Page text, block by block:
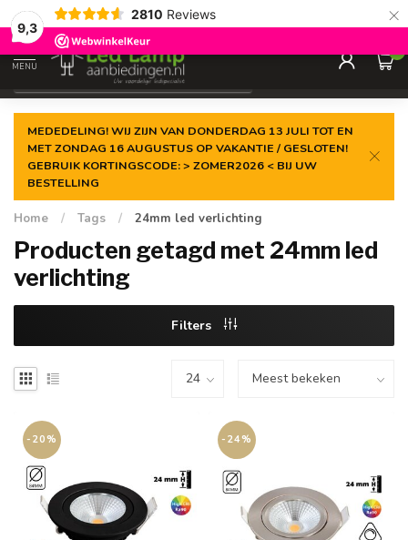
9,3
2810 Reviews ×
Gegarandeerde delaagste prijs
MENU
0
MEDEDELING! WIJ ZIJN VAN DONDERDAG 13 JULI TOT EN
MET ZONDAG 16 AUGUSTUS OP VAKANTIE / GESLOTEN!
GEBRUIK KORTINGSCODE: > ZOMER2026 < BIJ UW
BESTELLING
Home / Tags / 24mm led verlichting
Producten getagd met 24mm led
verlichting
Filters
-20% -24%